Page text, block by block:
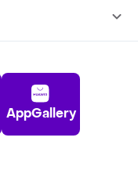
AppGallery